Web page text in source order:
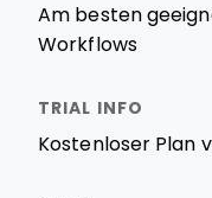
Am besten
Workflows
Kostenloser Plan